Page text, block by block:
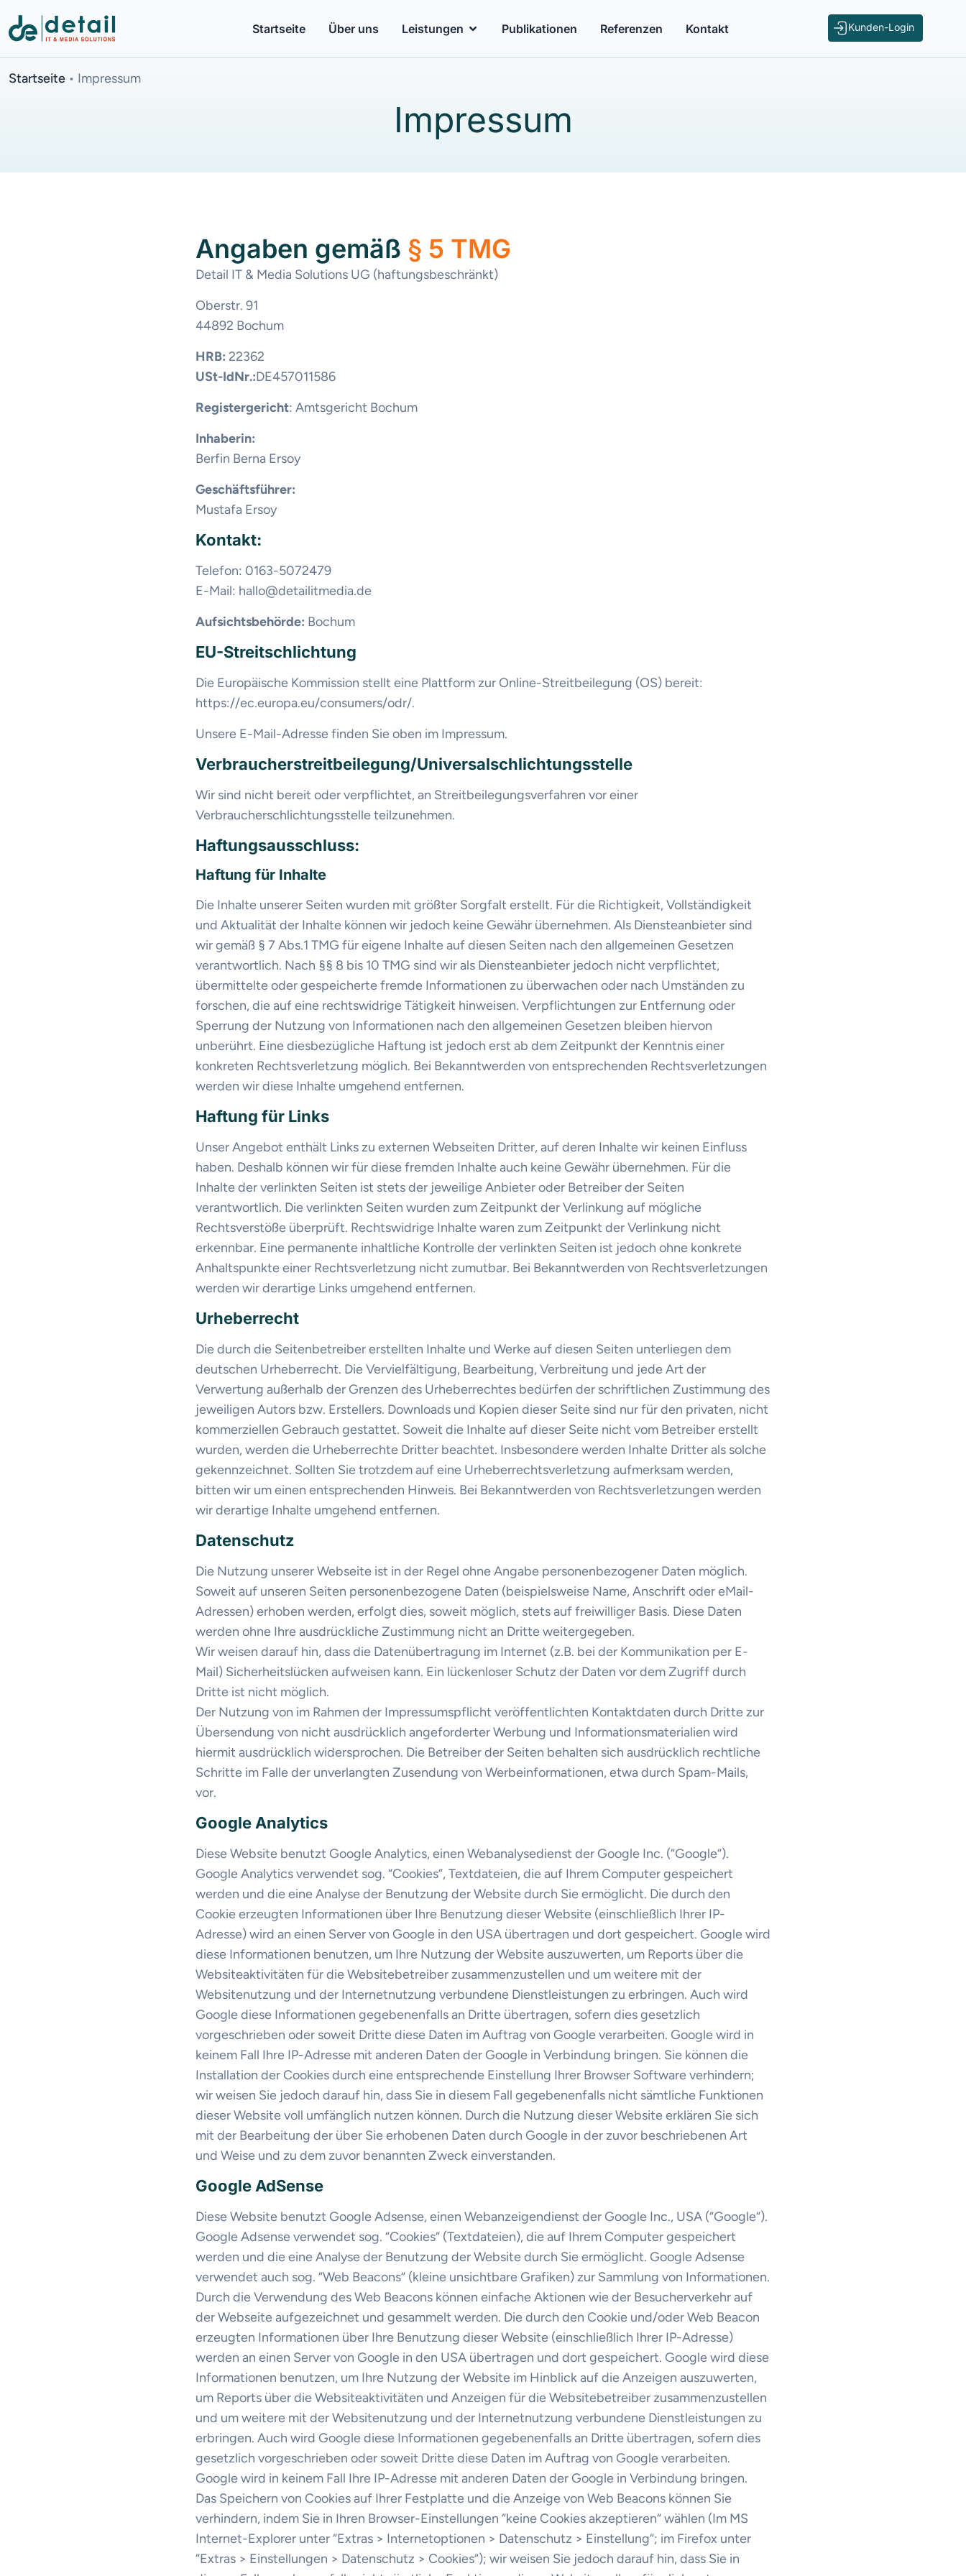
Startseite Über uns Leistungen Publikationen Referenzen Kontakt Kunden-Login
Startseite • Impressum
Impressum
Angaben gemäß § 5 TMG
Detail IT & Media Solutions UG (haftungsbeschränkt)
Oberstr. 91
44892 Bochum
HRB: 22362
USt-IdNr.:DE457011586
Registergericht: Amtsgericht Bochum
Inhaberin:
Berfin Berna Ersoy
Geschäftsführer:
Mustafa Ersoy
Kontakt:
Telefon: 0163-5072479
E-Mail: hallo@detailitmedia.de
Aufsichtsbehörde: Bochum
EU-Streitschlichtung
Die Europäische Kommission stellt eine Plattform zur Online-Streitbeilegung (OS) bereit:
https://ec.europa.eu/consumers/odr/.
Unsere E-Mail-Adresse finden Sie oben im Impressum.
Verbraucher­streit­beilegung/Universal­schlichtungs­stelle
Wir sind nicht bereit oder verpflichtet, an Streitbeilegungsverfahren vor einer
Verbraucherschlichtungsstelle teilzunehmen.
Haftungsausschluss:
Haftung für Inhalte
Die Inhalte unserer Seiten wurden mit größter Sorgfalt erstellt. Für die Richtigkeit, Vollständigkeit
und Aktualität der Inhalte können wir jedoch keine Gewähr übernehmen. Als Diensteanbieter sind
wir gemäß § 7 Abs.1 TMG für eigene Inhalte auf diesen Seiten nach den allgemeinen Gesetzen
verantwortlich. Nach §§ 8 bis 10 TMG sind wir als Diensteanbieter jedoch nicht verpflichtet,
übermittelte oder gespeicherte fremde Informationen zu überwachen oder nach Umständen zu
forschen, die auf eine rechtswidrige Tätigkeit hinweisen. Verpflichtungen zur Entfernung oder
Sperrung der Nutzung von Informationen nach den allgemeinen Gesetzen bleiben hiervon
unberührt. Eine diesbezügliche Haftung ist jedoch erst ab dem Zeitpunkt der Kenntnis einer
konkreten Rechtsverletzung möglich. Bei Bekanntwerden von entsprechenden Rechtsverletzungen
werden wir diese Inhalte umgehend entfernen.
Haftung für Links
Unser Angebot enthält Links zu externen Webseiten Dritter, auf deren Inhalte wir keinen Einfluss
haben. Deshalb können wir für diese fremden Inhalte auch keine Gewähr übernehmen. Für die
Inhalte der verlinkten Seiten ist stets der jeweilige Anbieter oder Betreiber der Seiten
verantwortlich. Die verlinkten Seiten wurden zum Zeitpunkt der Verlinkung auf mögliche
Rechtsverstöße überprüft. Rechtswidrige Inhalte waren zum Zeitpunkt der Verlinkung nicht
erkennbar. Eine permanente inhaltliche Kontrolle der verlinkten Seiten ist jedoch ohne konkrete
Anhaltspunkte einer Rechtsverletzung nicht zumutbar. Bei Bekanntwerden von Rechtsverletzungen
werden wir derartige Links umgehend entfernen.
Urheberrecht
Die durch die Seitenbetreiber erstellten Inhalte und Werke auf diesen Seiten unterliegen dem
deutschen Urheberrecht. Die Vervielfältigung, Bearbeitung, Verbreitung und jede Art der
Verwertung außerhalb der Grenzen des Urheberrechtes bedürfen der schriftlichen Zustimmung des
jeweiligen Autors bzw. Erstellers. Downloads und Kopien dieser Seite sind nur für den privaten, nicht
kommerziellen Gebrauch gestattet. Soweit die Inhalte auf dieser Seite nicht vom Betreiber erstellt
wurden, werden die Urheberrechte Dritter beachtet. Insbesondere werden Inhalte Dritter als solche
gekennzeichnet. Sollten Sie trotzdem auf eine Urheberrechtsverletzung aufmerksam werden,
bitten wir um einen entsprechenden Hinweis. Bei Bekanntwerden von Rechtsverletzungen werden
wir derartige Inhalte umgehend entfernen.
Datenschutz
Die Nutzung unserer Webseite ist in der Regel ohne Angabe personenbezogener Daten möglich.
Soweit auf unseren Seiten personenbezogene Daten (beispielsweise Name, Anschrift oder eMail-
Adressen) erhoben werden, erfolgt dies, soweit möglich, stets auf freiwilliger Basis. Diese Daten
werden ohne Ihre ausdrückliche Zustimmung nicht an Dritte weitergegeben.
Wir weisen darauf hin, dass die Datenübertragung im Internet (z.B. bei der Kommunikation per E-
Mail) Sicherheitslücken aufweisen kann. Ein lückenloser Schutz der Daten vor dem Zugriff durch
Dritte ist nicht möglich.
Der Nutzung von im Rahmen der Impressumspflicht veröffentlichten Kontaktdaten durch Dritte zur
Übersendung von nicht ausdrücklich angeforderter Werbung und Informationsmaterialien wird
hiermit ausdrücklich widersprochen. Die Betreiber der Seiten behalten sich ausdrücklich rechtliche
Schritte im Falle der unverlangten Zusendung von Werbeinformationen, etwa durch Spam-Mails,
vor.
Google Analytics
Diese Website benutzt Google Analytics, einen Webanalysedienst der Google Inc. (“Google“).
Google Analytics verwendet sog. “Cookies“, Textdateien, die auf Ihrem Computer gespeichert
werden und die eine Analyse der Benutzung der Website durch Sie ermöglicht. Die durch den
Cookie erzeugten Informationen über Ihre Benutzung dieser Website (einschließlich Ihrer IP-
Adresse) wird an einen Server von Google in den USA übertragen und dort gespeichert. Google wird
diese Informationen benutzen, um Ihre Nutzung der Website auszuwerten, um Reports über die
Websiteaktivitäten für die Websitebetreiber zusammenzustellen und um weitere mit der
Websitenutzung und der Internetnutzung verbundene Dienstleistungen zu erbringen. Auch wird
Google diese Informationen gegebenenfalls an Dritte übertragen, sofern dies gesetzlich
vorgeschrieben oder soweit Dritte diese Daten im Auftrag von Google verarbeiten. Google wird in
keinem Fall Ihre IP-Adresse mit anderen Daten der Google in Verbindung bringen. Sie können die
Installation der Cookies durch eine entsprechende Einstellung Ihrer Browser Software verhindern;
wir weisen Sie jedoch darauf hin, dass Sie in diesem Fall gegebenenfalls nicht sämtliche Funktionen
dieser Website voll umfänglich nutzen können. Durch die Nutzung dieser Website erklären Sie sich
mit der Bearbeitung der über Sie erhobenen Daten durch Google in der zuvor beschriebenen Art
und Weise und zu dem zuvor benannten Zweck einverstanden.
Google AdSense
Diese Website benutzt Google Adsense, einen Webanzeigendienst der Google Inc., USA (“Google“).
Google Adsense verwendet sog. “Cookies“ (Textdateien), die auf Ihrem Computer gespeichert
werden und die eine Analyse der Benutzung der Website durch Sie ermöglicht. Google Adsense
verwendet auch sog. “Web Beacons“ (kleine unsichtbare Grafiken) zur Sammlung von Informationen.
Durch die Verwendung des Web Beacons können einfache Aktionen wie der Besucherverkehr auf
der Webseite aufgezeichnet und gesammelt werden. Die durch den Cookie und/oder Web Beacon
erzeugten Informationen über Ihre Benutzung dieser Website (einschließlich Ihrer IP-Adresse)
werden an einen Server von Google in den USA übertragen und dort gespeichert. Google wird diese
Informationen benutzen, um Ihre Nutzung der Website im Hinblick auf die Anzeigen auszuwerten,
um Reports über die Websiteaktivitäten und Anzeigen für die Websitebetreiber zusammenzustellen
und um weitere mit der Websitenutzung und der Internetnutzung verbundene Dienstleistungen zu
erbringen. Auch wird Google diese Informationen gegebenenfalls an Dritte übertragen, sofern dies
gesetzlich vorgeschrieben oder soweit Dritte diese Daten im Auftrag von Google verarbeiten.
Google wird in keinem Fall Ihre IP-Adresse mit anderen Daten der Google in Verbindung bringen.
Das Speichern von Cookies auf Ihrer Festplatte und die Anzeige von Web Beacons können Sie
verhindern, indem Sie in Ihren Browser-Einstellungen “keine Cookies akzeptieren“ wählen (Im MS
Internet-Explorer unter “Extras > Internetoptionen > Datenschutz > Einstellung“; im Firefox unter
“Extras > Einstellungen > Datenschutz > Cookies“); wir weisen Sie jedoch darauf hin, dass Sie in